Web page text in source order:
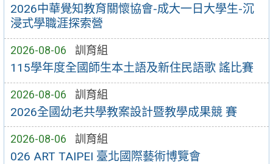
2026中華覺知教育關懷協會-成大一日大學生-沉
浸式學職涯探索營
2026-08-06 訓育組
115學年度全國師生本土語及新住民語歌 謠比賽
2026-08-06 訓育組
2026全國幼老共學教案設計暨教學成果競 賽
2026-08-06 訓育組
026 ART TAIPEI 臺北國際藝術博覽會